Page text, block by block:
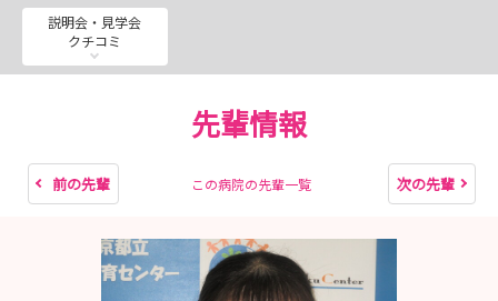
卒)
9月19日（土） 9:00～16:00(既卒)
は、ＷＥＢ説明会、採用選考も行っています。
ます。
◎採用選考会と施設見学会を随時実施しますのでぜひご応
説明会・見学会
クチコミ
先輩情報
前の先輩 この病院の先輩一覧 次の先輩